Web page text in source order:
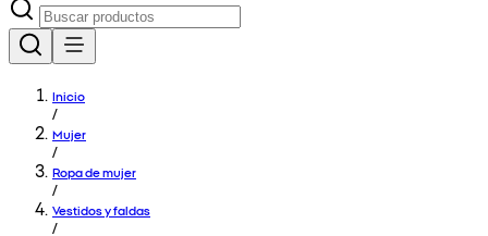
Inicio
/
Mujer
/
Ropa de mujer
/
Vestidos y faldas
/